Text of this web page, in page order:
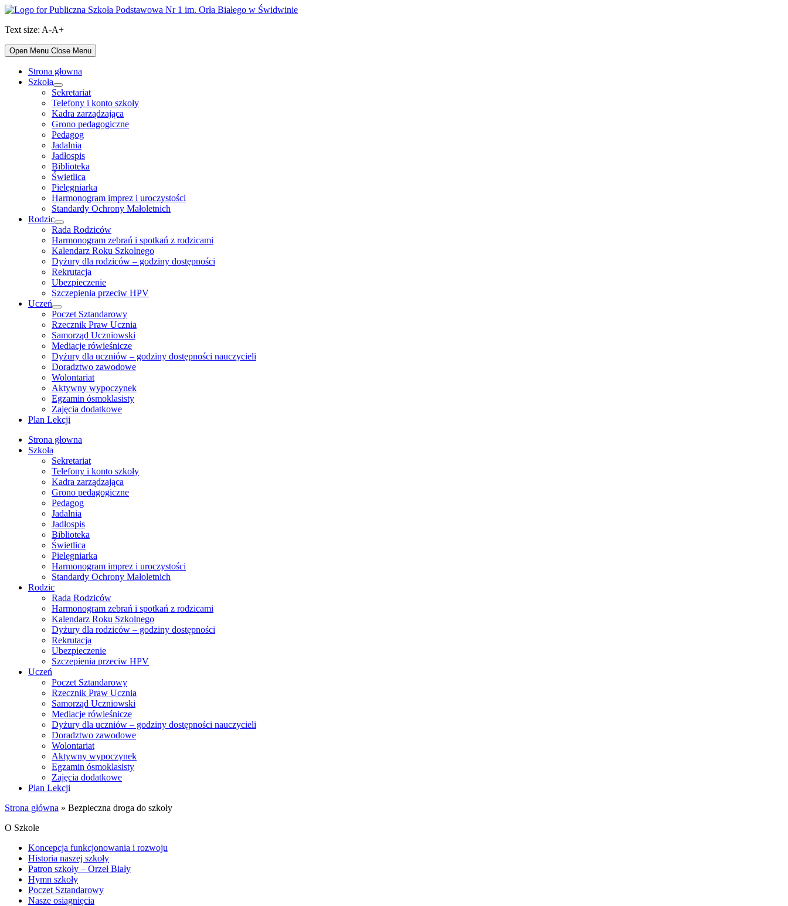
Skip
content
Text size: A-A+
Open Menu Close Menu
Strona głowna
Szkoła
Show
sub
menu
Sekretariat
Telefony i konto szkoły
Kadra zarządzająca
Grono pedagogiczne
Pedagog
Jadalnia
Jadłospis
Biblioteka
Świetlica
Pielęgniarka
Harmonogram imprez i uroczystości
Standardy Ochrony Małoletnich
Rodzic
Show
sub
menu
Rada Rodziców
Harmonogram zebrań i spotkań z rodzicami
Kalendarz Roku Szkolnego
Dyżury dla rodziców – godziny dostępności
Rekrutacja
Ubezpieczenie
Szczepienia przeciw HPV
Uczeń
Show
sub
menu
Poczet Sztandarowy
Rzecznik Praw Ucznia
Samorząd Uczniowski
Mediacje rówieśnicze
Dyżury dla uczniów – godziny dostępności nauczycieli
Doradztwo zawodowe
Wolontariat
Aktywny wypoczynek
Egzamin ósmoklasisty
Zajęcia dodatkowe
Plan Lekcji
Strona głowna
Szkoła
Sekretariat
Telefony i konto szkoły
Kadra zarządzająca
Grono pedagogiczne
Pedagog
Jadalnia
Jadłospis
Biblioteka
Świetlica
Pielęgniarka
Harmonogram imprez i uroczystości
Standardy Ochrony Małoletnich
Rodzic
Rada Rodziców
Harmonogram zebrań i spotkań z rodzicami
Kalendarz Roku Szkolnego
Dyżury dla rodziców – godziny dostępności
Rekrutacja
Ubezpieczenie
Szczepienia przeciw HPV
Uczeń
Poczet Sztandarowy
Rzecznik Praw Ucznia
Samorząd Uczniowski
Mediacje rówieśnicze
Dyżury dla uczniów – godziny dostępności nauczycieli
Doradztwo zawodowe
Wolontariat
Aktywny wypoczynek
Egzamin ósmoklasisty
Zajęcia dodatkowe
Plan Lekcji
Strona główna » Bezpieczna droga do szkoły
O Szkole
Koncepcja funkcjonowania i rozwoju
Historia naszej szkoły
Patron szkoły – Orzeł Biały
Hymn szkoły
Poczet Sztandarowy
Nasze osiągnięcia